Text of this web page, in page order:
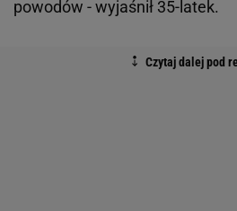
powodów - wyjaśnił 35-latek.